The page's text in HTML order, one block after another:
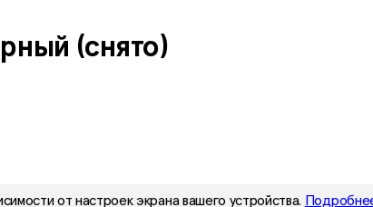
(снято)
от настроек экрана вашего устройства.